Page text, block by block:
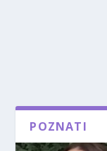
POZNATI